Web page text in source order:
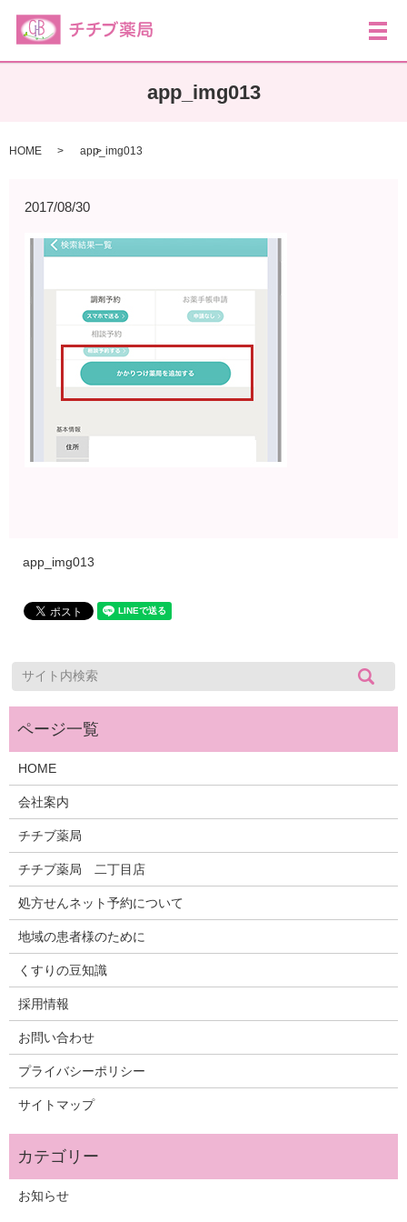
メ
app_img013
HOME app_img013
2017/08/30
app_img013
HOME
会社案内
チチブ薬局
チチブ薬局 二丁目店
処方せんネット予約について
地域の患者様のために
くすりの豆知識
採用情報
お問い合わせ
プライバシーポリシー
サイトマップ
お知らせ